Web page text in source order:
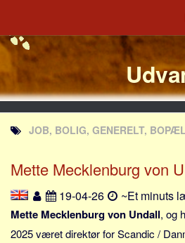
Portal
Udvandrerne.dk
Utvandrerne.no
Utvandrarna.se
Tyskland.dk
England.dk
JLKM.dk
Lande
JOB, BOLIG, GENERELT, BOPÆL
Mette Mecklenburg von
19-04-26 ~Et minuts
Mette Mecklenburg von Undall, og
2025 været direktør for Scandic /